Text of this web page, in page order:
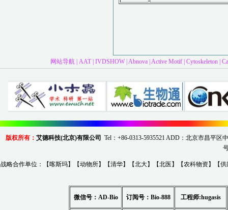
网站导航 AAT IVDSHOW Abnova Active Motif Cytoskeleton
版权所有： 艾德科技(北京)有限公司
Tel：+86-0313-5935521 ADD：北京市昌平区
战略合作单位：【喀斯玛】【动物所】【清华】【北大】【北医 】【农科物资】【供
微信号：AD-Bio 订阅号： Bio-888 工程师:hugasis